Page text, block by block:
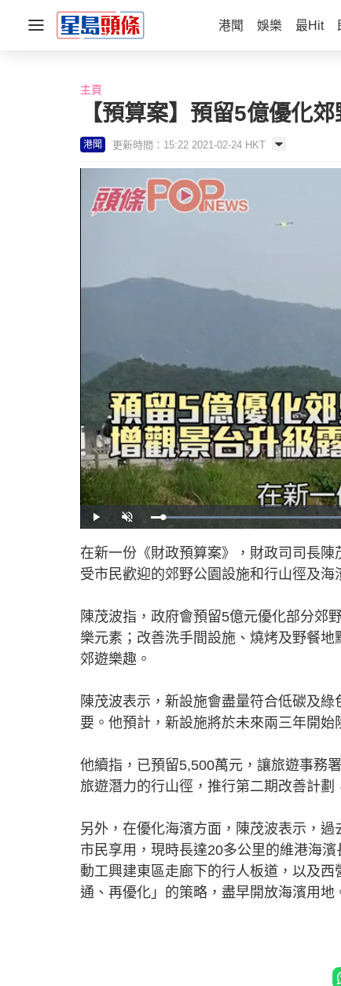
港聞 娛樂 最Hit
主頁
【預算案】預留5億優化
港聞 更新時間：15:22 2021-02-24 HKT
P
l
y
U
n
u
t
e
L
o
e
d
:
4
2
%
在新一份《財政預算案》，財政司司長
受市民歡迎的郊野公園設施和行山徑及海
陳茂波指，政府會預留5億元優化部分郊
樂元素；改善洗手間設施、燒烤及野餐
郊遊樂趣。
陳茂波表示，新設施會盡量符合低碳及
要。他預計，新設施將於未來兩三年開始
他續指，已預留5,500萬元，讓旅遊事務
旅遊潛力的行山徑，推行第二期改善計劃
另外，在優化海濱方面，陳茂波表示，
市民享用，現時長達20多公里的維港海
動工興建東區走廊下的行人板道，以及
通、再優化」的策略，盡早開放海濱用地